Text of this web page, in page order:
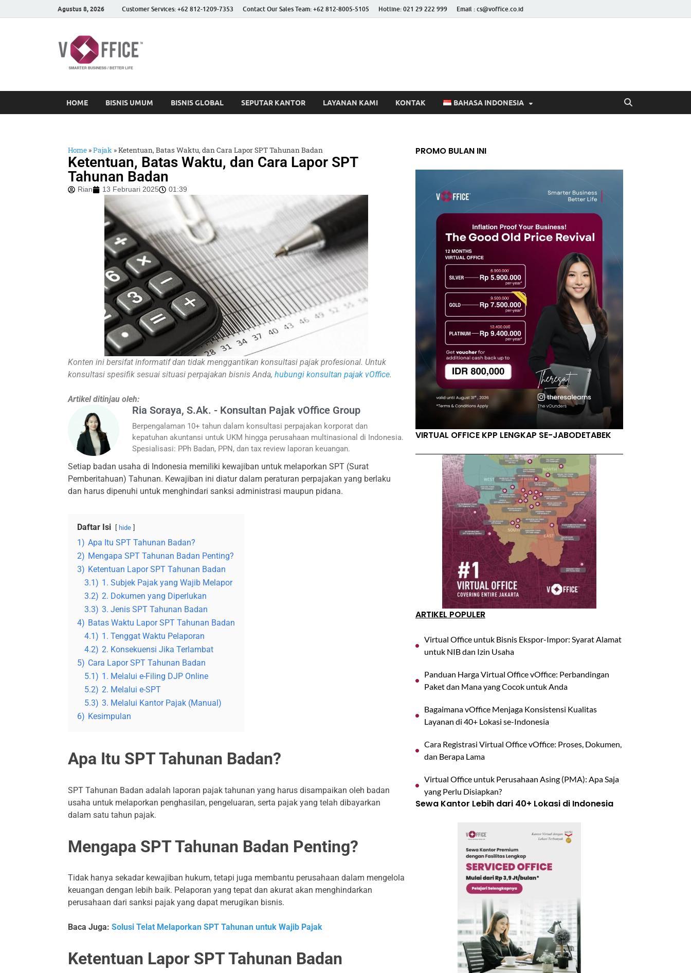
Agustus 8, 2026 Customer Services: +62 812-1209-7353 Contact Our Sales Team: +62 812-8005-5105 Hotline: 021 29 222 999 Email : cs@voffice.co.id
HOME BISNIS UMUM BISNIS GLOBAL SEPUTAR KANTOR LAYANAN KAMI KONTAK BAHASA INDONESIA
Home »Pajak »Ketentuan, Batas Waktu, dan Cara Lapor SPT Tahunan Badan
Ketentuan, Batas Waktu, dan Cara Lapor SPT
Tahunan Badan
Rian 13 Februari 2025 01:39
Konten ini bersifat informatif dan tidak menggantikan konsultasi pajak profesional. Untuk
konsultasi spesifik sesuai situasi perpajakan bisnis Anda, hubungi konsultan pajak vOffice.
Artikel ditinjau oleh:
Ria Soraya, S.Ak. - Konsultan Pajak vOffice Group
Berpengalaman 10+ tahun dalam konsultasi perpajakan korporat dan
kepatuhan akuntansi untuk UKM hingga perusahaan multinasional di Indonesia.
Spesialisasi: PPh Badan, PPN, dan tax review laporan keuangan.
Setiap badan usaha di Indonesia memiliki kewajiban untuk melaporkan SPT (Surat
Pemberitahuan) Tahunan. Kewajiban ini diatur dalam peraturan perpajakan yang berlaku
dan harus dipenuhi untuk menghindari sanksi administrasi maupun pidana.
Daftar Isi hide
1) Apa Itu SPT Tahunan Badan?
2) Mengapa SPT Tahunan Badan Penting?
3) Ketentuan Lapor SPT Tahunan Badan
3.1) 1. Subjek Pajak yang Wajib Melapor
3.2) 2. Dokumen yang Diperlukan
3.3) 3. Jenis SPT Tahunan Badan
4) Batas Waktu Lapor SPT Tahunan Badan
4.1) 1. Tenggat Waktu Pelaporan
4.2) 2. Konsekuensi Jika Terlambat
5) Cara Lapor SPT Tahunan Badan
5.1) 1. Melalui e-Filing DJP Online
5.2) 2. Melalui e-SPT
5.3) 3. Melalui Kantor Pajak (Manual)
6) Kesimpulan
Apa Itu SPT Tahunan Badan?
SPT Tahunan Badan adalah laporan pajak tahunan yang harus disampaikan oleh badan
usaha untuk melaporkan penghasilan, pengeluaran, serta pajak yang telah dibayarkan
dalam satu tahun pajak.
Mengapa SPT Tahunan Badan Penting?
Tidak hanya sekadar kewajiban hukum, tetapi juga membantu perusahaan dalam mengelola
keuangan dengan lebih baik. Pelaporan yang tepat dan akurat akan menghindarkan
perusahaan dari sanksi pajak yang dapat merugikan bisnis.
Baca Juga: Solusi Telat Melaporkan SPT Tahunan untuk Wajib Pajak
Ketentuan Lapor SPT Tahunan Badan
PROMO BULAN INI
VIRTUAL OFFICE KPP LENGKAP SE-JABODETABEK
ARTIKEL POPULER
Virtual Office untuk Bisnis Ekspor-Impor: Syarat Alamat
untuk NIB dan Izin Usaha
Panduan Harga Virtual Office vOffice: Perbandingan
Paket dan Mana yang Cocok untuk Anda
Bagaimana vOffice Menjaga Konsistensi Kualitas
Layanan di 40+ Lokasi se-Indonesia
Cara Registrasi Virtual Office vOffice: Proses, Dokumen,
dan Berapa Lama
Virtual Office untuk Perusahaan Asing (PMA): Apa Saja
yang Perlu Disiapkan?
Sewa Kantor Lebih dari 40+ Lokasi di Indonesia